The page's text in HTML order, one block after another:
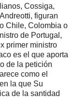
Cossiga,
figuran
Chile, Colombia o
de Portugal,
primer ministro
es el que aporta
de la petición
como el
la que Su
de la santidad